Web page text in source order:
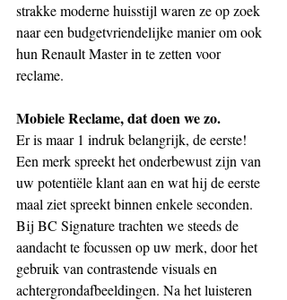
strakke moderne huisstijl waren ze op zoek
naar een budgetvriendelijke manier om ook
hun Renault Master in te zetten voor
reclame.
Mobiele Reclame, dat doen we zo.
Er is maar 1 indruk belangrijk, de eerste!
Een merk spreekt het onderbewust zijn van
uw potentiële klant aan en wat hij de eerste
maal ziet spreekt binnen enkele seconden.
Bij BC Signature trachten we steeds de
aandacht te focussen op uw merk, door het
gebruik van contrastende visuals en
achtergrondafbeeldingen. Na het luisteren